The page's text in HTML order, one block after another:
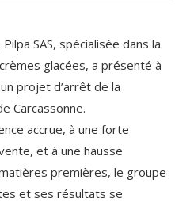
SAS, spécialisée dans la
glacées, a présenté à
projet d’arrêt de la
Carcassonne.
accrue, à une forte
et à une hausse
premières, le groupe
et ses résultats se